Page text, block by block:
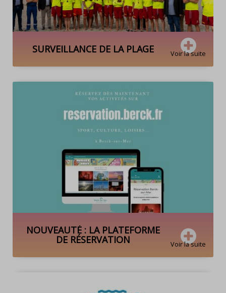
SURVEILLANCE DE LA PLAGE Voir la suite
NOUVEAUTÉ : LA PLATEFORME
DE RÉSERVATION Voir la suite